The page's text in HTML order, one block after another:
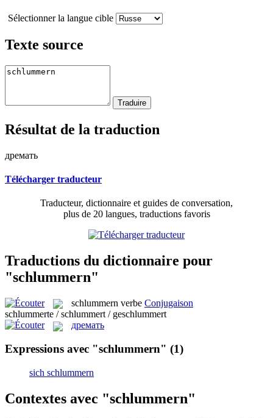
Sélectionner la langue cible
Texte source
Résultat de la traduction
дремать
Télécharger traducteur
Traducteur, dictionnaire et guides de conversation,
plus de 20 langues, traductions favoris
Traductions du dictionnaire pour
"schlummern"
schlummern verbe Conjugaison
schlummerte / schlummert / geschlummert
дремать
Expressions avec "schlummern" (1)
sich schlummern
Contextes avec "schlummern"